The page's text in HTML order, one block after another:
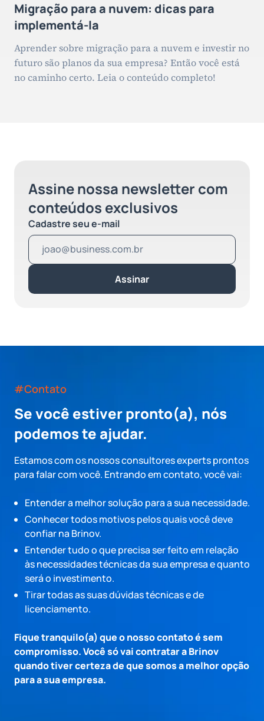
Migração para a nuvem: dicas para
implementá-la
Aprender sobre migração para a nuvem e investir no
futuro são planos da sua empresa? Então você está
no caminho certo. Leia o conteúdo completo!
Assine nossa newsletter com
conteúdos exclusivos
Cadastre seu e-mail
Assinar
#Contato
Se você estiver pronto(a), nós
podemos te ajudar.
Estamos com os nossos consultores experts prontos
para falar com você. Entrando em contato, você vai:
Entender a melhor solução para a sua necessidade.
Conhecer todos motivos pelos quais você deve
confiar na Brinov.
Entender tudo o que precisa ser feito em relação
às necessidades técnicas da sua empresa e quanto
será o investimento.
Tirar todas as suas dúvidas técnicas e de
licenciamento.
Fique tranquilo(a) que o nosso contato é sem
compromisso. Você só vai contratar a Brinov
quando tiver certeza de que somos a melhor opção
para a sua empresa.